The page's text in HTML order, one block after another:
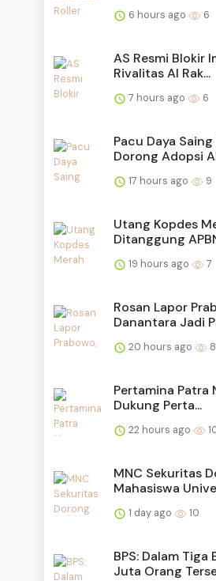
6 hours ago 6
AS Resmi Blokir
Rivalitas AI Rak...
7 hours ago 6
Pacu Daya
Dorong Adopsi
17 hours ago 9
Utang Kopdes
Ditanggung
19 hours ago 7
Rosan Lapor
Danantara Jadi
20 hours ago 8
Pertamina Patra
Dukung Perta...
22 hours ago
MNC Sekuritas
Mahasiswa
1 day ago 10
BPS: Dalam
Juta Orang